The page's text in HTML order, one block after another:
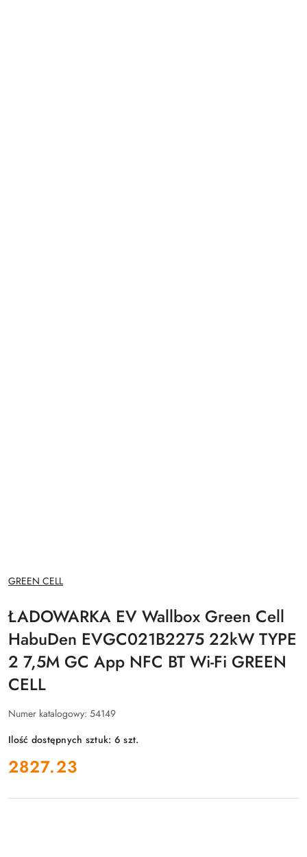
NAZWA
PRODUCENTA:
GREEN CELL
ŁADOWARKA EV Wallbox Green Cell
HabuDen EVGC021B2275 22kW TYPE
2 7,5M GC App NFC BT Wi-Fi GREEN
CELL
Numer katalogowy: 54149
Ilość dostępnych sztuk: 6szt.
cena:
2827.23